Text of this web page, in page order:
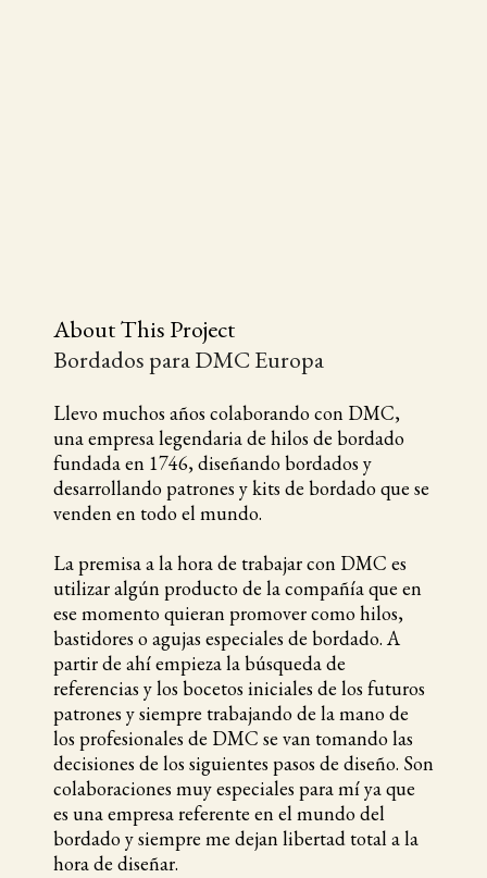
About This Project
Bordados para DMC Europa
Llevo muchos años colaborando con DMC,
una empresa legendaria de hilos de bordado
fundada en 1746, diseñando bordados y
desarrollando patrones y kits de bordado que se
venden en todo el mundo.
La premisa a la hora de trabajar con DMC es
utilizar algún producto de la compañía que en
ese momento quieran promover como hilos,
bastidores o agujas especiales de bordado. A
partir de ahí empieza la búsqueda de
referencias y los bocetos iniciales de los futuros
patrones y siempre trabajando de la mano de
los profesionales de DMC se van tomando las
decisiones de los siguientes pasos de diseño. Son
colaboraciones muy especiales para mí ya que
es una empresa referente en el mundo del
bordado y siempre me dejan libertad total a la
hora de diseñar.